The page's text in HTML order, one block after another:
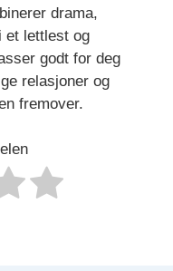
drama,
et lettlest og
godt for deg
relasjoner og
fremover.